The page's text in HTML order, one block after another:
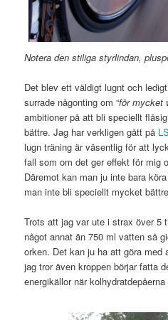
Notera den stiliga styrlindan,
Det blev ett väldigt lugnt och
surrade någonting om “för mycket
ambitioner på att bli speciellt
bättre. Jag har verkligen gått på
lugn träning är väsentlig för att
fall som om det ger effekt för mig
Däremot kan man ju inte bara
man inte bli speciellt mycket
Trots att jag var ute i strax över 5
något annat än 750 ml vatten så
orken. Det kan ju ha att göra
jag tror även kroppen börjar fatta
energikällor när